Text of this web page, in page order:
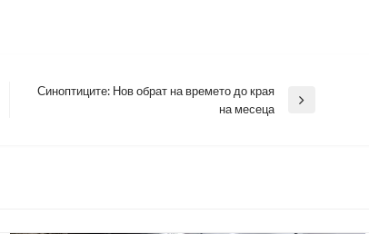
Синоптиците: Нов обрат на времето до края
на месеца